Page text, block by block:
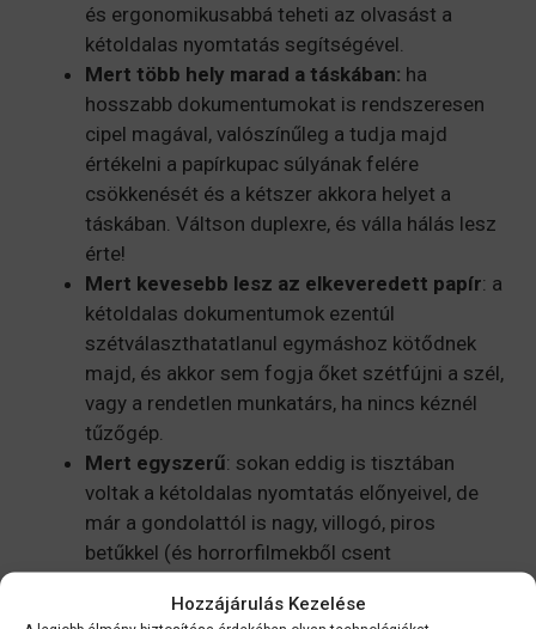
Hozzájárulás Kezelése
és ergonomikusabbá teheti az olvasást a
kétoldalas nyomtatás segítségével.
Mert több hely marad a táskában: ha
hosszabb dokumentumokat is rendszeresen
cipel magával, valószínűleg a tudja majd
értékelni a papírkupac súlyának felére
csökkenését és a kétszer akkora helyet a
táskában. Váltson duplexre, és válla hálás lesz
érte!
Mert kevesebb lesz az elkeveredett papír: a
kétoldalas dokumentumok ezentúl
szétválaszthatatlanul egymáshoz kötődnek
majd, és akkor sem fogja őket szétfújni a szél,
vagy a rendetlen munkatárs, ha nincs kéznél
tűzőgép.
Mert egyszerű: sokan eddig is tisztában
voltak a kétoldalas nyomtatás előnyeivel, de
már a gondolattól is nagy, villogó, piros
betűkkel (és horrorfilmekből csent
NYŰG, GOND, IDŐPAZARLÁSszavak. Ha viszont